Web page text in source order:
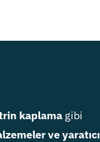
kaplamagibi
ve yaratıcı